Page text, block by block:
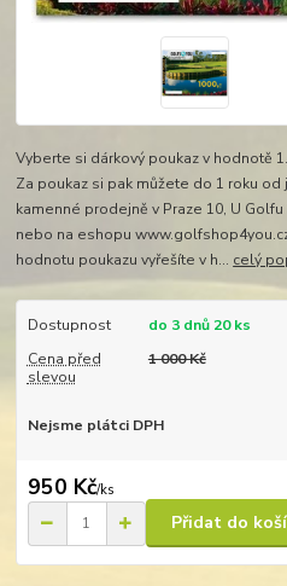
Vyberte si dárkový poukaz v hodnotě
Za poukaz si pak můžete do 1 roku
kamenné prodejně v Praze 10, U
nebo na eshopu
hodnotu poukazu vyřešíte v h... celý
Dostupnost
do 3 dnů 20 ks
Cena před
slevou
1 000 Kč
Nejsme plátci DPH
950 Kč/ks
Přidat do